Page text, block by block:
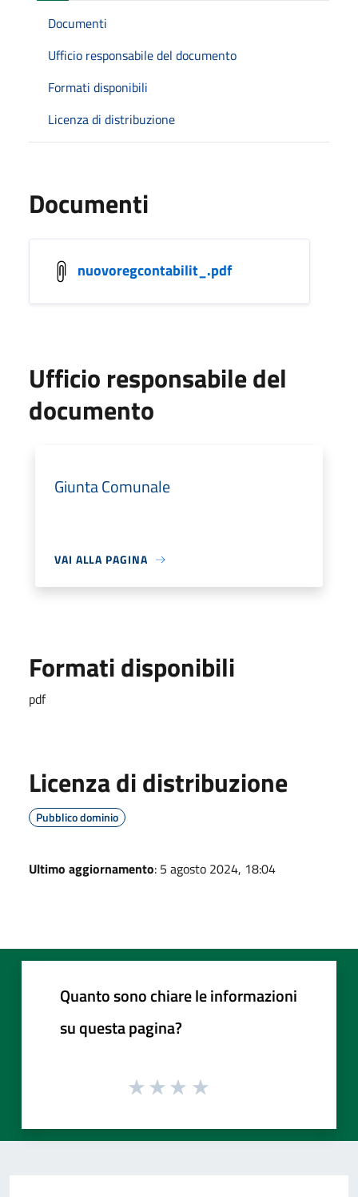
Documenti
Ufficio responsabile del documento
Formati disponibili
Licenza di distribuzione
Documenti
nuovoregcontabilit_.pdf
Ufficio responsabile del
documento
Giunta Comunale
VAI ALLA PAGINA
Formati disponibili
pdf
Licenza di distribuzione
Pubblico dominio
Ultimo aggiornamento: 5 agosto 2024, 18:04
Quanto sono chiare le informazioni
su questa pagina?